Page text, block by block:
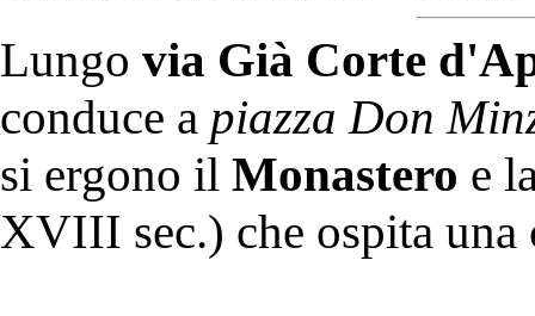
Lungo via Già Corte
conduce a piazza Don
si ergono il Monastero e
XVIII sec.) che ospita una